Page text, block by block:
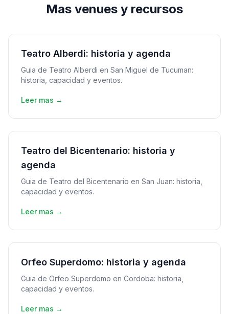
Mas venues y recursos
Teatro Alberdi: historia y agenda
Guia de Teatro Alberdi en San Miguel de Tucuman:
historia, capacidad y eventos.
Leer mas →
Teatro del Bicentenario: historia y
agenda
Guia de Teatro del Bicentenario en San Juan: historia,
capacidad y eventos.
Leer mas →
Orfeo Superdomo: historia y agenda
Guia de Orfeo Superdomo en Cordoba: historia,
capacidad y eventos.
Leer mas →